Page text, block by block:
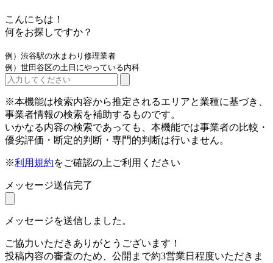
こんにちは！
何をお探しですか？
例）渋谷駅の水まわり修理業者
例）世田谷区の土日にやっている内科
※本機能は検索内容から推定されるエリアと業種に基づき、
事業者情報の検索を補助するものです。
いかなる内容の検索であっても、本機能では事業者の比較・
優劣評価・断定的判断・専門的判断は行いません。
※利用規約をご確認の上ご利用ください
メッセージ送信完了
メッセージを送信しました。
ご協力いただきありがとうございます！
投稿内容の審査のため、公開まで約3営業日程度いただきま